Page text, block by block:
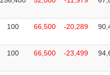
100 66,500 -20,289
100 66,500 -23,499